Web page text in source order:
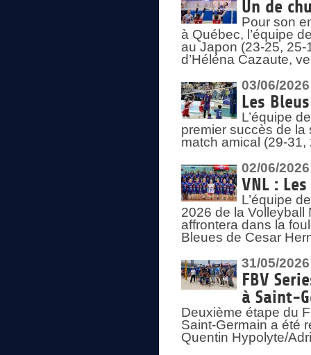
Un de
Pour son
à Québec, l’équipe
au Japon (23-25,
d’Héléna Cazaute,
03/06/2026
Les
L’équipe
premier succès de la
match amical (29-
02/06/2026
VNL :
L’équipe
2026 de la
affrontera dans la
Bleues de Cesar
31/05/2026
FBV
à Saint-
Deuxième étape du
Saint-Germain a été
Quentin Hypolyte/